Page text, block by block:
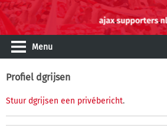
Menu
Profiel dgrijsen
Stuur dgrijsen een privébericht.